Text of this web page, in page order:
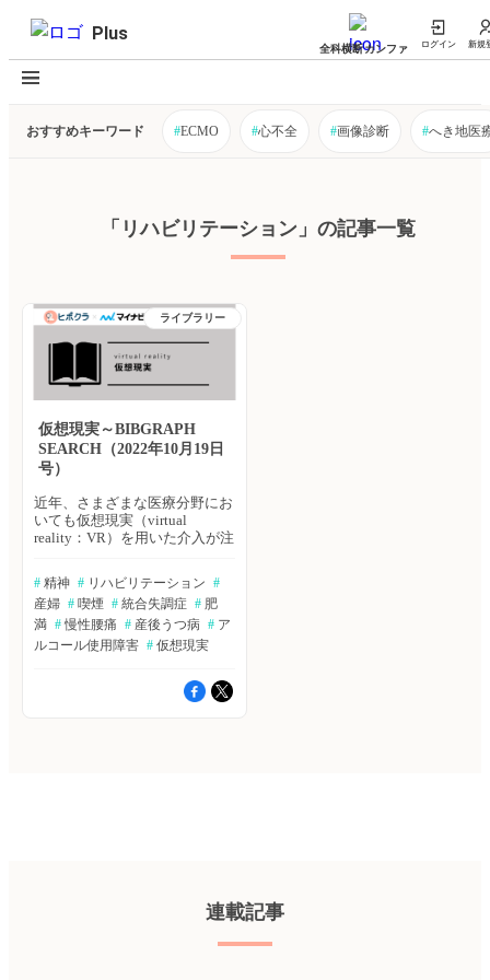
Plus
全科横断カンファ ログイン 新規
おすすめキーワード #ECMO #心不全 #画像診断 #へき地医
「リハビリテーション」の記事一覧
ライブラリー
仮想現実～BIBGRAPH
SEARCH（2022年10月19日
号）
近年、さまざまな医療分野にお
いても仮想現実（virtual
reality：VR）を用いた介入が注
加している。そのような中、
2022年10月10日には大塚製薬
が統合失調症向けVR支援プロ
グラムを提供することを発表し
た。今回紹介する論文では、統
痛、妊婦のストレスに対する
VR介入効果や肥満や喫煙、ア
れられるのか Manghisi VM, et
al. Games Health J. 2022 Sep 8.
# 精神 # リハビリテーション #
産婦 # 喫煙 # 統合失調症 # 肥
満 # 慢性腰痛 # 産後うつ病 # ア
ルコール使用障害 # 仮想現実
連載記事